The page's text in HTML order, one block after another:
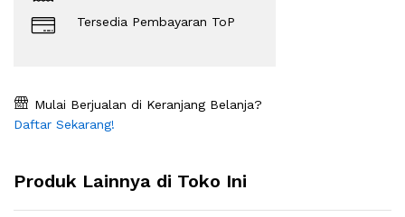
Tersedia Pembayaran ToP
Mulai Berjualan di Keranjang Belanja?
Daftar Sekarang!
Produk Lainnya di Toko Ini